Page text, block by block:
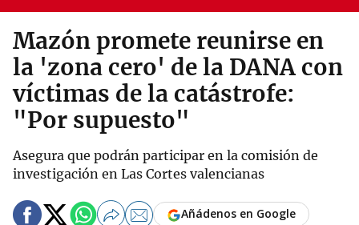
Mazón promete reunirse en
la 'zona cero' de la DANA con
víctimas de la catástrofe:
"Por supuesto"
Asegura que podrán participar en la comisión de
investigación en Las Cortes valencianas
Añádenos en Google